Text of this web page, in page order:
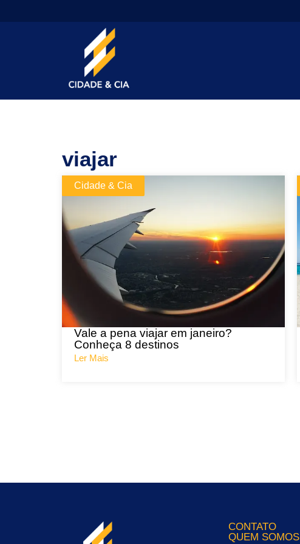
viajar
Cidade & Cia
Vale a pena viajar em janeiro?
Conheça 8 destinos
Ler Mais
CONTATO
QUEM SOMOS